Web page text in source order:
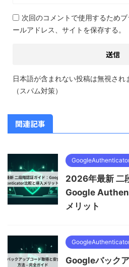
次回のコメントで使用するため
ールアドレス、サイトを保存する。
日本語が含まれない投稿は無視され
（スパム対策）
関連記事
2026年最新 二
Google
メリット
Googleバック